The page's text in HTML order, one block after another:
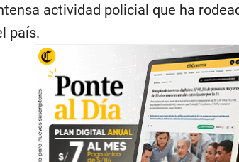
actividad policial que ha
país.